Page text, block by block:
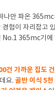
나만 파온
경험이 자리잡고
No.1 365mc기에
건 가까운 집도
요. 골반 이식 5